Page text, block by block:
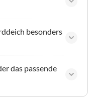
besonders
das passende